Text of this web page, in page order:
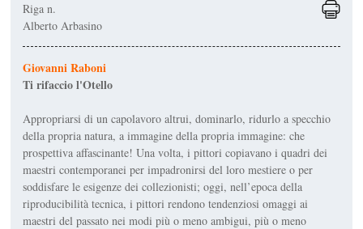
Riga n.
Alberto Arbasino
Giovanni Raboni
Ti rifaccio l'Otello
Appropriarsi di un capolavoro altrui, dominar­lo, ridurlo a specchio
della propria natura, a immagine della propria immagine: che
prospettiva affascinante! Una volta, i pittori copiavano i qua­dri dei
maestri contemporanei per impadronirsi del loro me­stiere o per
soddisfare le esi­genze dei collezionisti; oggi, nell’epoca della
riproducibilità tecnica, i pittori rendono ten­denziosi omaggi ai
maestri del passato nei modi più o meno ambigui, più o meno